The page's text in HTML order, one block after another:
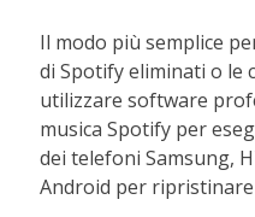
Il modo più semplice
di Spotify eliminati o le
utilizzare software
musica Spotify per
dei telefoni Samsung,
Android per